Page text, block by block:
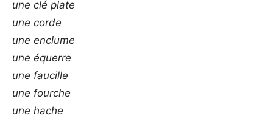
une clé plate
une corde
une enclume
une équerre
une faucille
une fourche
une hache